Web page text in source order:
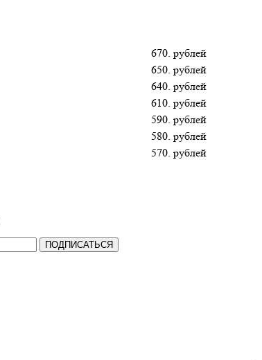
670. рублей
650. рублей
640. рублей
610. рублей
590. рублей
580. рублей
570. рублей
ПОДПИСАТЬСЯ